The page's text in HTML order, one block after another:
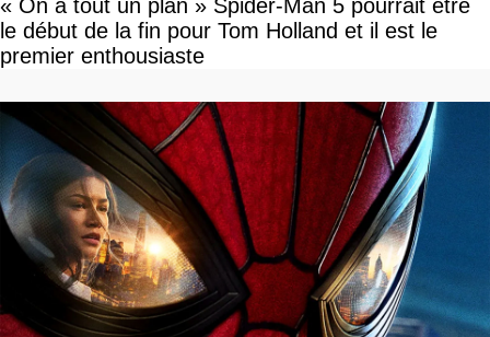
« On a tout un plan » Spider-Man 5 pourrait être
le début de la fin pour Tom Holland et il est le
premier enthousiaste